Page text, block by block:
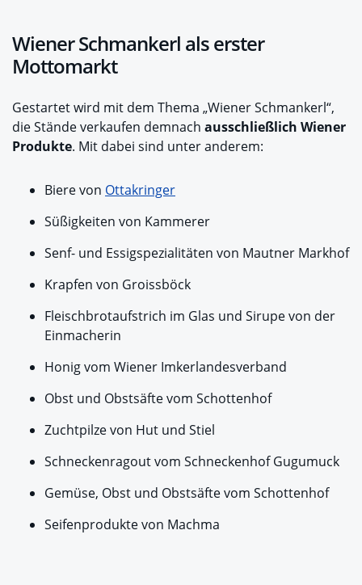
Wiener Schmankerl als erster
Mottomarkt
Gestartet wird mit dem Thema „Wiener Schmankerl“,
die Stände verkaufen demnach ausschließlich Wiener
Produkte. Mit dabei sind unter anderem:
Biere von Ottakringer
Süßigkeiten von Kammerer
Senf- und Essigspezialitäten von Mautner Markhof
Krapfen von Groissböck
Fleischbrotaufstrich im Glas und Sirupe von der
Einmacherin
Honig vom Wiener Imkerlandesverband
Obst und Obstsäfte vom Schottenhof
Zuchtpilze von Hut und Stiel
Schneckenragout vom Schneckenhof Gugumuck
Gemüse, Obst und Obstsäfte vom Schottenhof
Seifenprodukte von Machma